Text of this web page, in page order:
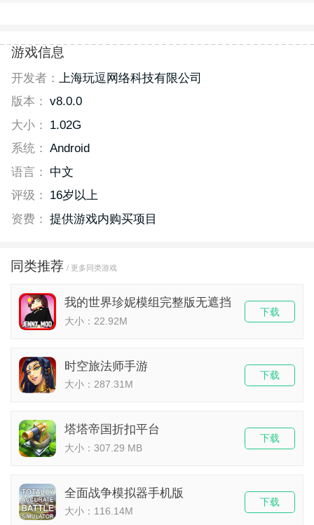
游戏信息
开发者： 上海玩逗网络科技有限公司
版本： v8.0.0
大小：
1.02G
系统： Android
语言：
中文
评级：
16岁以上
资费： 提供游戏内购买项目
同类推荐 / 更多同类游戏
我的世界珍妮模组完整版无遮挡
大小：22.92M
下载
时空旅法师手游
大小：287.31M
下载
塔塔帝国折扣平台
大小：307.29 MB
下载
全面战争模拟器手机版
大小：116.14M
下载